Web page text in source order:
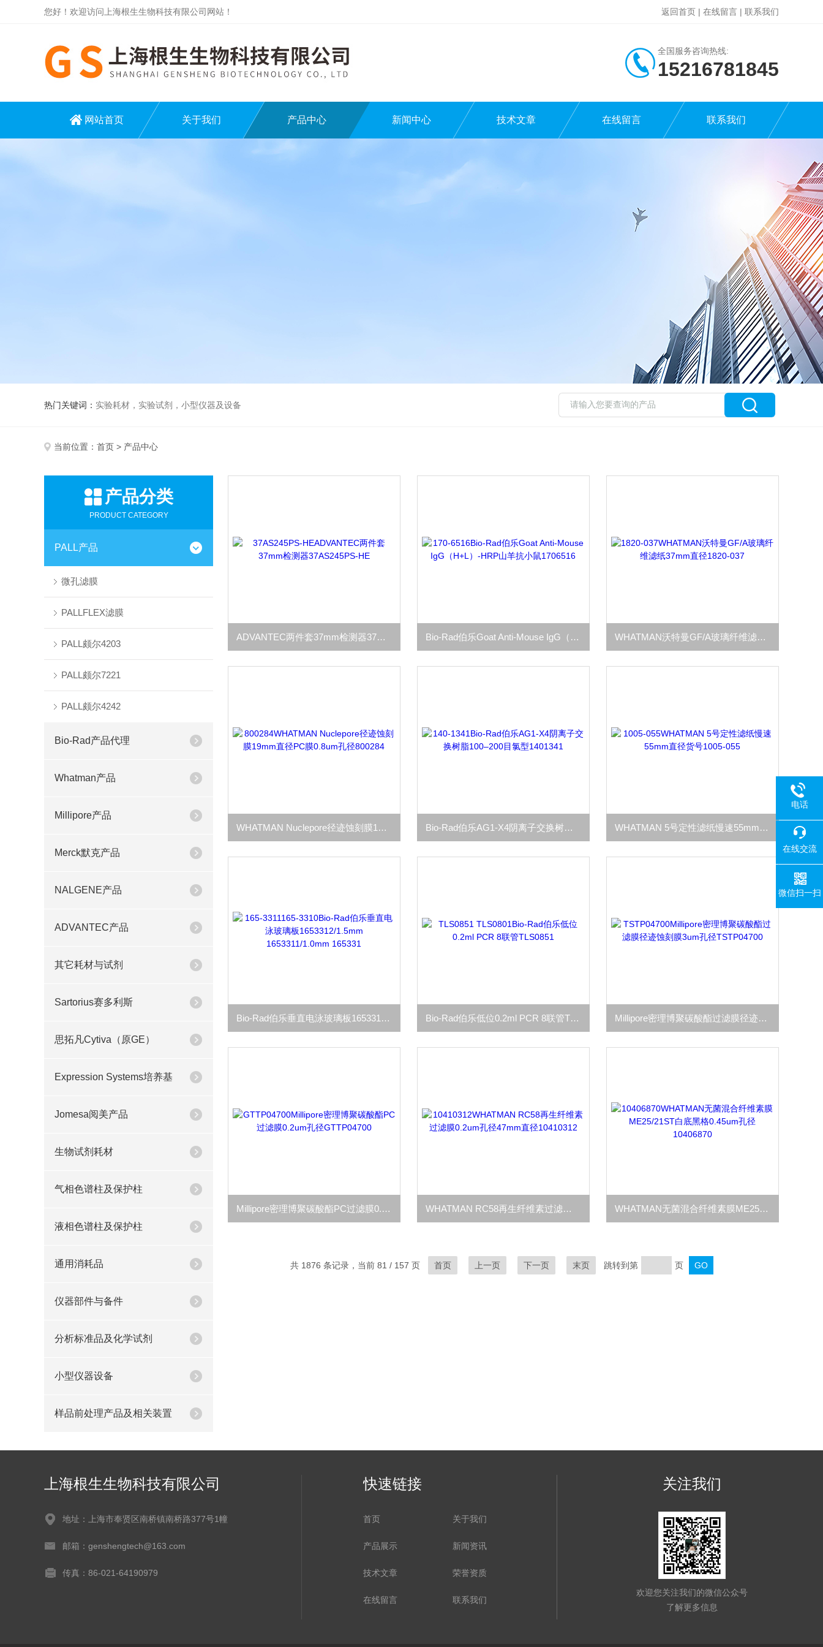
您好！欢迎访问上海根生生物科技有限公司网站！ 返回首页 | 在线留言 | 联系我们
全国服务咨询热线:
15216781845
网站首页 关于我们 产品中心 新闻中心 技术文章 在线留言 联系我们
热门关键词： 实验耗材，实验试剂，小型仪器及设备
当前位置： 首页 > 产品中心
产品分类
PRODUCT CATEGORY
PALL产品
微孔滤膜
PALLFLEX滤膜
PALL颇尔4203
PALL颇尔7221
PALL颇尔4242
Bio-Rad产品代理
Whatman产品
Millipore产品
Merck默克产品
NALGENE产品
ADVANTEC产品
其它耗材与试剂
Sartorius赛多利斯
思拓凡Cytiva（原GE）
Expression Systems培养基
Jomesa阅美产品
生物试剂耗材
气相色谱柱及保护柱
液相色谱柱及保护柱
通用消耗品
仪器部件与备件
分析标准品及化学试剂
小型仪器设备
样品前处理产品及相关装置
ADVANTEC两件套37mm检测器37AS245PS-HE Bio-Rad伯乐Goat Anti-Mouse IgG（H+L）-HRP山羊抗小鼠1706516 WHATMAN沃特曼GF/A玻璃纤维滤纸37mm直径1820-037
WHATMAN Nuclepore径迹蚀刻膜19mm直径PC膜0.8um孔径800284 Bio-Rad伯乐AG1-X4阴离子交换树脂100–200目氯型1401341 WHATMAN 5号定性滤纸慢速55mm直径货号1005-055
Bio-Rad伯乐垂直电泳玻璃板1653312/1.5mm 1653311/1.0mm 165331 Bio-Rad伯乐低位0.2ml PCR 8联管TLS0851 Millipore密理博聚碳酸酯过滤膜径迹蚀刻膜3um孔径TSTP04700
Millipore密理博聚碳酸酯PC过滤膜0.2um孔径GTTP04700 WHATMAN RC58再生纤维素过滤膜0.2um孔径47mm直径10410312 WHATMAN无菌混合纤维素膜ME25/21ST白底黑格0.45um孔径10406870
共 1876 条记录，当前 81 / 157 页 首页 上一页 下一页 末页 跳转到第 页
上海根生生物科技有限公司
地址：上海市奉贤区南桥镇南桥路377号1幢
邮箱：genshengtech@163.com
传真：86-021-64190979
快速链接
首页 关于我们
产品展示 新闻资讯
技术文章 荣誉资质
在线留言 联系我们
关注我们
欢迎您关注我们的微信公众号
了解更多信息
电话
在线交流
微信扫一扫